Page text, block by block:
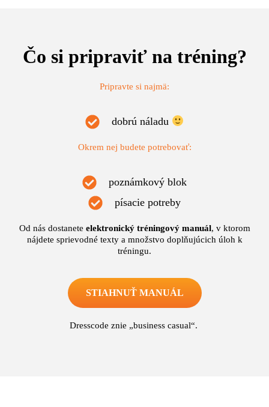
Čo si pripraviť na tréning?
Pripravte si najmä:
dobrú náladu
Okrem nej budete potrebovať:
poznámkový blok
písacie potreby
Od nás dostanete elektronický tréningový manuál, v ktorom
nájdete sprievodné texty a množstvo doplňujúcich úloh k
tréningu.
STIAHNUŤ MANUÁL
Dresscode znie „business casual“.